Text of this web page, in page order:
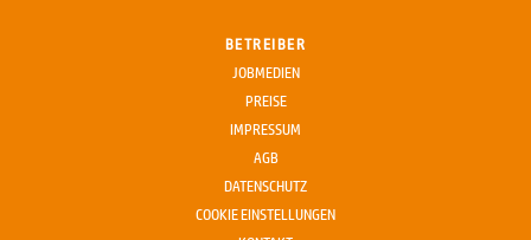
BETREIBER
JOBMEDIEN
PREISE
IMPRESSUM
AGB
DATENSCHUTZ
COOKIE EINSTELLUNGEN